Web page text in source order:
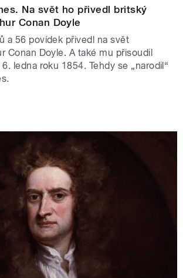
Na svět ho přivedl britský
Conan Doyle
a 56 povídek přivedl na svět
Conan Doyle. A také mu přisoudil
ledna roku 1854. Tehdy se „narodil“